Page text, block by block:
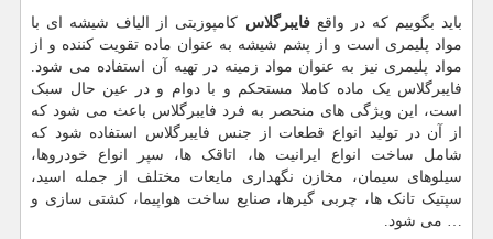
باید بگوییم که در واقعفایبرگلاس کامپوزیتی از الیاف شیشه ای با
مواد پلیمری است و از پشم شیشه به عنوان ماده تقویت کننده و از
مواد پلیمری نیز به عنوان مواد زمینه در تهیه آن استفاده می شود.
فایبرگلاس یک ماده کاملا مستحکم و با دوام و در عین حال سبک
است، این ویژگی های منحصر به فرد فایبرگلاس باعث می شود که
از آن در تولید انواع قطعات از جنس فایبرگلاس استفاده شود که
شامل ساخت انواع ایرانیت ها، اتاقک ها، سپر انواع خودروها،
سیلوهای سیمان، مخازن نگهداری مایعات مختلف از جمله اسید،
سپتیک تانک ها، چربی گیرها، صنایع ساخت هواپیما، کشتی سازی و
… می شود.